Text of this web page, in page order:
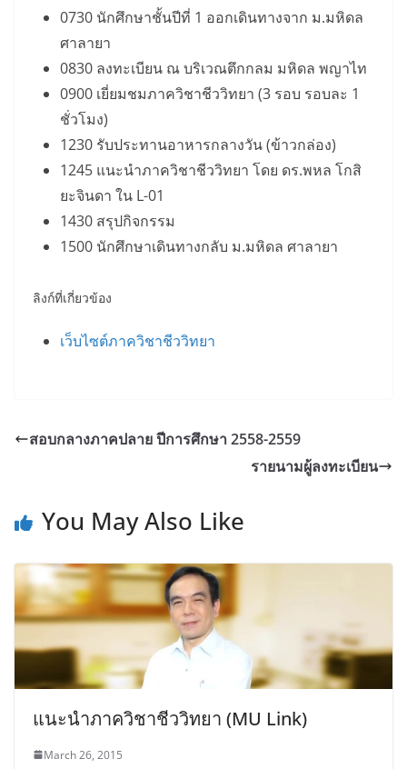
0730 นักศึกษาชั้นปีที่ 1 ออกเดินทางจาก ม.มหิดล
ศาลายา
0830 ลงทะเบียน ณ บริเวณตึกกลม มหิดล พญาไท
0900 เยี่ยมชมภาควิชาชีววิทยา (3 รอบ รอบละ 1
ชั่วโมง)
1230 รับประทานอาหารกลางวัน (ข้าวกล่อง)
1245 แนะนำภาควิชาชีววิทยา โดย ดร.พหล โกสิ
ยะจินดา ใน L-01
1430 สรุปกิจกรรม
1500 นักศึกษาเดินทางกลับ ม.มหิดล ศาลายา
ลิงก์ที่เกี่ยวข้อง
เว็บไซต์ภาควิชาชีววิทยา
สอบกลางภาคปลาย ปีการศึกษา 2558-2559
รายนามผู้ลงทะเบียน
You May Also Like
แนะนำภาควิชาชีววิทยา (MU Link)
March 26, 2015